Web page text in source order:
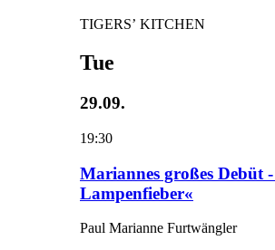
TIGERS’ KITCHEN
Tue
29.09.
19:30
Mariannes großes Debüt
Lampenfieber«
Paul Marianne Furtwängler